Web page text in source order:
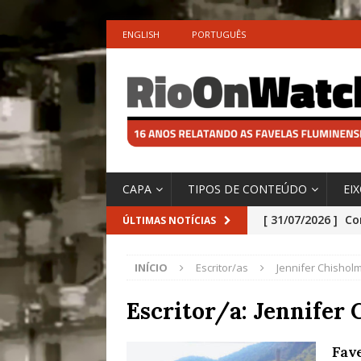
ENGLISH PORTUGUÊS
CAPA TIPOS DE CONTEÚDO
ÚLTIMAS NOTÍCIAS [ 31/07/2026 ]
[ 29/07/2026 ]
São o Cadinho
Especial do
INÍCIO Escritor/as Jennifer Chisholm
Escritor/a: Jennifer